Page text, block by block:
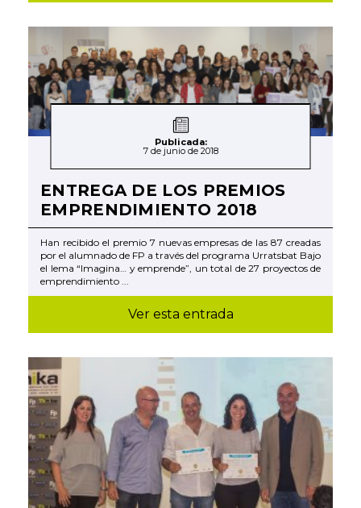
Publicada:
7 de junio de 2018
ENTREGA DE LOS PREMIOS
EMPRENDIMIENTO 2018
Han recibido el premio 7 nuevas empresas de las 87 creadas
por el alumnado de FP a través del programa Urratsbat Bajo
el lema “Imagina… y emprende”, un total de 27 proyectos de
emprendimiento ...
Ver esta entrada